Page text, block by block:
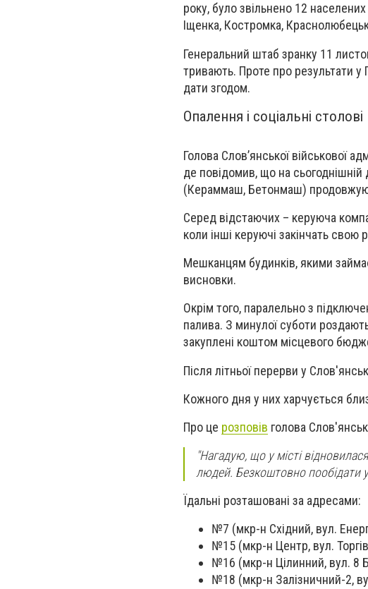
року, було звільнено 12
Іщенка, Костромка,
Генеральний штаб зранку 11
тривають. Проте про результати у
дати згодом.
Опалення і соціальні столові
Голова Слов’янської військової
де повідомив, що на
(Кераммаш, Бетонмаш)
Серед відстаючих – керуюча
коли інші керуючі закінчать
Мешканцям будинків, якими
висновки.
Окрім того, паралельно з
палива. З минулої суботи
закуплені коштом місцевого
Після літньої перерви у
Кожного дня у них харчується
Про це розповів голова
"Нагадую, що у місті
людей. Безкоштовно пообідати у
Їдальні розташовані за адресами:
№7 (мкр-н Східний, вул.
№15 (мкр-н Центр, вул.
№16 (мкр-н Цілинний, вул. 8
№18 (мкр-н Залізничний-2,